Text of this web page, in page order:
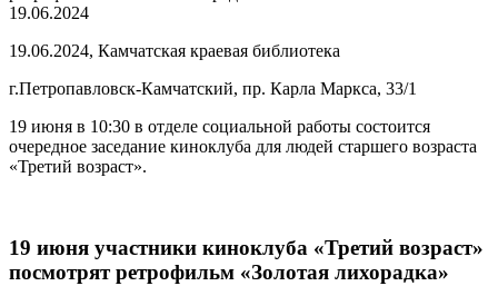
19.06.2024
19.06.2024, Камчатская краевая библиотека
г.Петропавловск-Камчатский, пр. Карла Маркса, 33/1
19 июня в 10:30 в отделе социальной работы состоится
очередное заседание киноклуба для людей старшего возраста
«Третий возраст».
19 июня участники киноклуба «Третий возраст»
посмотрят ретрофильм «Золотая лихорадка»